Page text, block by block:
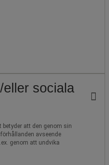
eller sociala
betyder att den genom sin
avseende
genom att undvika